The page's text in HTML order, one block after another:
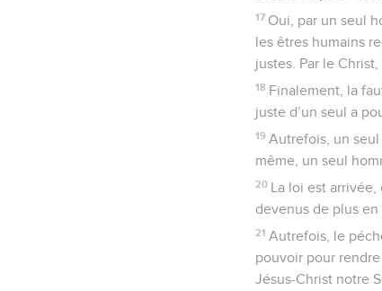
17 Oui, par un seul
les êtres humains
justes. Par le
18 Finalement, la
juste d’un seul a
19 Autrefois, un
même, un seul
20 La loi est
devenus de plus
21 Autrefois, le
pouvoir pour
Jésus-Christ notre